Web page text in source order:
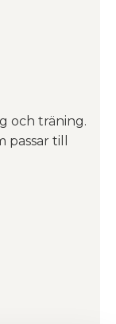
och träning.
till